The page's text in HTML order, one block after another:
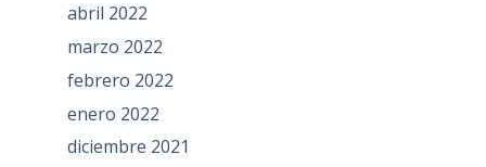
abril 2022
marzo 2022
febrero 2022
enero 2022
diciembre 2021